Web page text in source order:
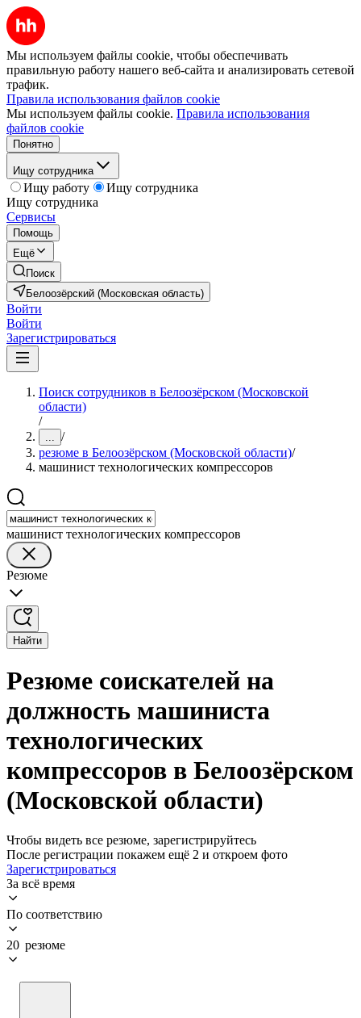
Мы используем файлы cookie, чтобы обеспечивать
правильную работу нашего веб-сайта и анализировать сетевой
трафик.
Правила использования файлов cookie
Мы используем файлы cookie. Правила использования
файлов cookie
Понятно
Ищу сотрудника
Ищу работу
Ищу сотрудника
Ищу сотрудника
Сервисы
Помощь
Ещё
Поиск
Белоозёрский (Московская область)
Войти
Войти
Зарегистрироваться
Поиск сотрудников в Белоозёрском (Московской
области)
/
... /
резюме в Белоозёрском (Московской области)/
машинист технологических компрессоров
машинист технологических компрессоров
Резюме
Найти
Резюме соискателей на
должность машиниста
технологических
компрессоров в Белоозёрском
(Московской области)
Чтобы видеть все резюме, зарегистрируйтесь
После регистрации покажем ещё 2 и откроем фото
Зарегистрироваться
За всё время
По соответствию
20 резюме